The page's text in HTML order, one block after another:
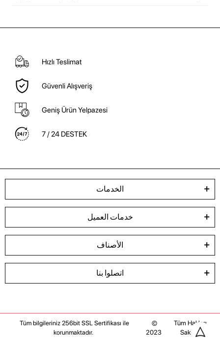
Hızlı Teslimat
Güvenli Alışveriş
Geniş Ürün Yelpazesi
7 / 24 DESTEK
الخدمات
خدمات العميل
الأصناف
اتصلوا بنا
Tüm bilgileriniz 256bit SSL Sertifikası ile
korunmaktadır.
©
2023
Tüm Hakları
Saklıdır